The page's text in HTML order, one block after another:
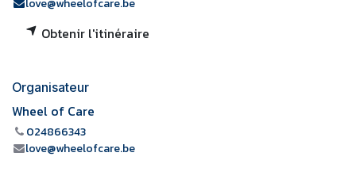
love@wheelofcare.be
Obtenir l'itinéraire
Organisateur
Wheel of Care
024866343
love@wheelofcare.be